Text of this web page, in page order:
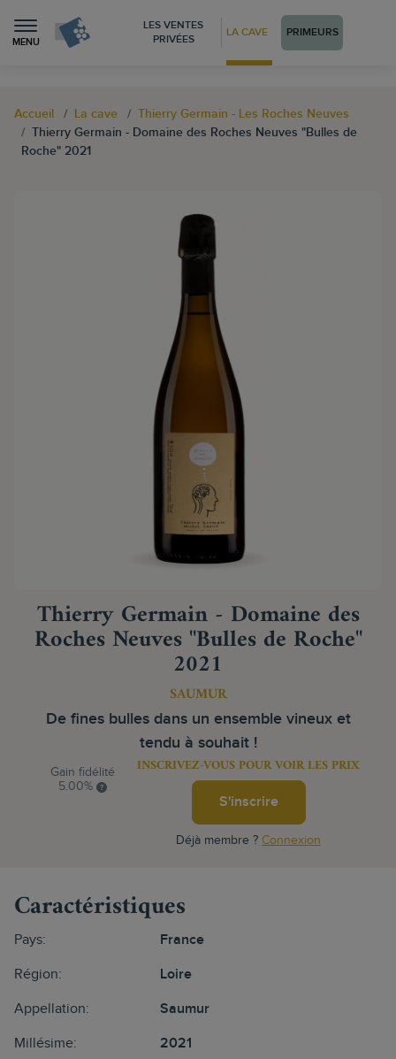
MENU
LES VENTES
PRIVÉES
LA CAVE PRIMEURS
Accueil La cave
Thierry Germain - Les Roches Neuves
Thierry Germain - Domaine des Roches Neuves "Bulles de
Roche" 2021
Thierry Germain - Domaine des
Roches Neuves "Bulles de Roche"
2021
SAUMUR
De fines bulles dans un ensemble vineux et
tendu à souhait !
Gain fidélité
5.00%
INSCRIVEZ-VOUS POUR VOIR LES PRIX
S'inscrire
Déjà membre ? Connexion
Caractéristiques
Pays: France
Région: Loire
Appellation: Saumur
Millésime: 2021